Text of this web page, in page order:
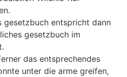
gesetzbuch entspricht dann
gesetzbuch im
das entsprechendes
unter die arme greifen,